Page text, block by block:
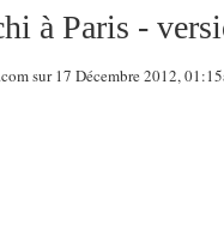
à Paris -
sur 17 Décembre 2012,